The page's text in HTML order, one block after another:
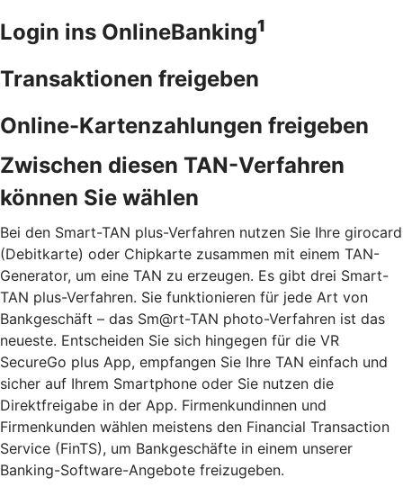
Login ins OnlineBanking1
Transaktionen freigeben
Online-Kartenzahlungen freigeben
Zwischen diesen TAN-Verfahren
können Sie wählen
Bei den Smart-TAN plus-Verfahren nutzen Sie Ihre girocard
(Debitkarte) oder Chipkarte zusammen mit einem TAN-
Generator, um eine TAN zu erzeugen. Es gibt drei Smart-
TAN plus-Verfahren. Sie funktionieren für jede Art von
Bankgeschäft – das Sm@rt-TAN photo-Verfahren ist das
neueste. Entscheiden Sie sich hingegen für die VR
SecureGo plus App, empfangen Sie Ihre TAN einfach und
sicher auf Ihrem Smartphone oder Sie nutzen die
Direktfreigabe in der App. Firmenkundinnen und
Firmenkunden wählen meistens den Financial Transaction
Service (FinTS), um Bankgeschäfte in einem unserer
Banking-Software-Angebote freizugeben.